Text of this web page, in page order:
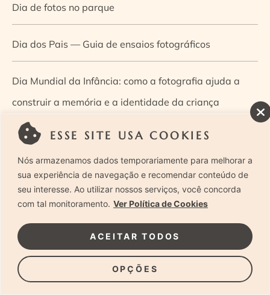
ESSE SITE USA COOKIES
Nós armazenamos dados temporariamente para melhorar a
sua experiência de navegação e recomendar conteúdo de
seu interesse. Ao utilizar nossos serviços, você concorda
com tal monitoramento. Ver Política de Cookies
OPÇÕES
ACEITAR TODOS
Dia de fotos no parque
Dia dos Pais — Guia de ensaios fotográficos
Dia Mundial da Infância: como a fotografia ajuda a
construir a memória e a identidade da criança
Diário de uma grávida e sua pequena
Dica de especialista: como otimizar o fluxo de trabalho
no ensaio newborn?
Dica de especialista: qual o melhor guia de poses para
fotografia newborn?